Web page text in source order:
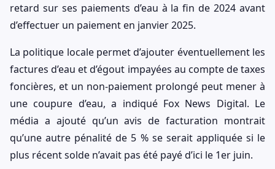
retard sur ses paiements d’eau à la fin de 2024 avant
d’effectuer un paiement en janvier 2025.
La politique locale permet d’ajouter éventuellement les
factures d’eau et d’égout impayées au compte de taxes
foncières, et un non-paiement prolongé peut mener à
une coupure d’eau, a indiqué Fox News Digital. Le
média a ajouté qu’un avis de facturation montrait
qu’une autre pénalité de 5 % se serait appliquée si le
plus récent solde n’avait pas été payé d’ici le 1er juin.